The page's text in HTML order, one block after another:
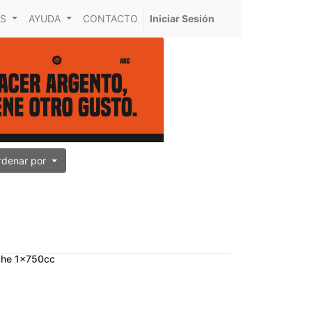
AYUDA CONTACTO Iniciar Sesión
por
1x750cc